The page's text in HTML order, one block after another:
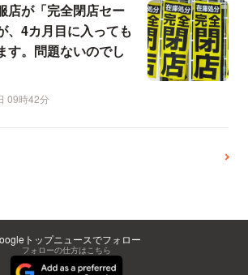
店が「完全閉店セー
、4カ月目に入っても
す。問題ないのでし
09時42分
トップニュースでフォロー
フォローの仕方はこちら